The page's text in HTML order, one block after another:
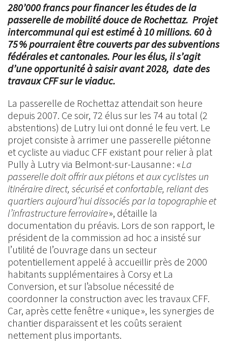
280’000 francs pour financer les études de la
passerelle de mobilité douce de Rochettaz. Projet
intercommunal qui est estimé à 10 millions. 60 à
75 % pourraient être couverts par des subventions
fédérales et cantonales. Pour les élus, il s’agit
d’une opportunité à saisir avant 2028, date des
travaux CFF sur le viaduc.
La passerelle de Rochettaz attendait son heure
depuis 2007. Ce soir, 72 élus sur les 74 au total (2
abstentions) de Lutry lui ont donné le feu vert. Le
projet consiste à arrimer une passerelle piétonne
et cycliste au viaduc CFF existant pour relier à plat
Pully à Lutry via Belmont-sur-Lausanne : «La
passerelle doit offrir aux piétons et aux cyclistes un
itinéraire direct, sécurisé et confortable, reliant des
quartiers aujourd’hui dissociés par la topographie et
l’infrastructure ferroviaire», détaille la
documentation du préavis. Lors de son rapport, le
président de la commission ad hoc a insisté sur
l’utilité de l’ouvrage dans un secteur
potentiellement appelé à accueillir près de 2000
habitants supplémentaires à Corsy et La
Conversion, et sur l’absolue nécessité de
coordonner la construction avec les travaux CFF.
Car, après cette fenêtre « unique », les synergies de
chantier disparaissent et les coûts seraient
nettement plus importants.